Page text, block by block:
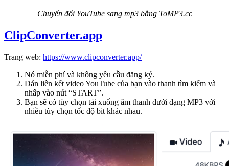
Chuyển đổi YouTube sang mp3 bằng ToMP3.cc
ClipConverter.app
Trang web: https://www.clipconverter.app/
Nó miễn phí và không yêu cầu đăng ký.
Dán liên kết video YouTube của bạn vào thanh tìm kiếm và
nhấp vào nút “START”.
Bạn sẽ có tùy chọn tải xuống âm thanh dưới dạng MP3 với
nhiều tùy chọn tốc độ bit khác nhau.